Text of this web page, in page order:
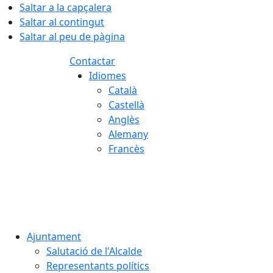
Saltar a la capçalera
Saltar al contingut
Saltar al peu de pàgina
Contactar
Idiomes
Català
Castellà
Anglès
Alemany
Francès
Ajuntament
Salutació de l'Alcalde
Representants polítics